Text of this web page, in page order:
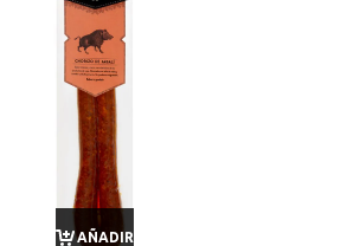
AÑADIR